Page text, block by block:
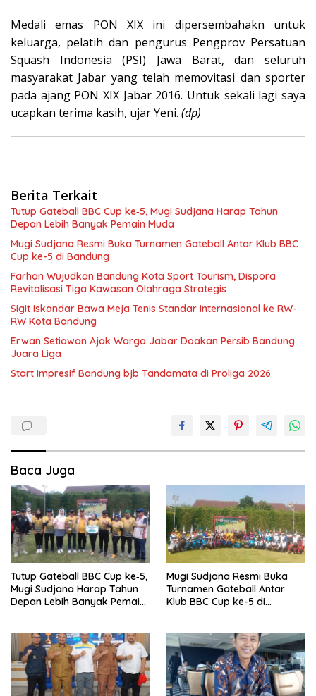
Medali emas PON XIX ini dipersembahakn untuk
keluarga, pelatih dan pengurus Pengprov Persatuan
Squash Indonesia (PSI) Jawa Barat, dan seluruh
masyarakat Jabar yang telah memovitasi dan sporter
pada ajang PON XIX Jabar 2016. Untuk sekali lagi saya
ucapkan terima kasih, ujar Yeni. (dp)
Berita Terkait
Tutup Gateball BBC Cup ke‑5, Mugi Sudjana Harap Tahun
Depan Lebih Banyak Pemain Muda
Mugi Sudjana Resmi Buka Turnamen Gateball Antar Klub BBC
Cup ke-5 di Bandung
Farhan Wujudkan Bandung Kota Sport Tourism, Dispora
Revitalisasi Tiga Kawasan Olahraga Strategis
Sigit Iskandar Bawa Meja Tenis Standar Internasional ke RW-
RW Kota Bandung
Erwan Setiawan Ajak Warga Jabar Doakan Persib Bandung
Juara Liga
Start Impresif Bandung bjb Tandamata di Proliga 2026
Baca Juga
Tutup Gateball BBC Cup ke‑5,
Mugi Sudjana Harap Tahun
Depan Lebih Banyak Pemain
Mugi Sudjana Resmi Buka
Turnamen Gateball Antar
Klub BBC Cup ke-5 di